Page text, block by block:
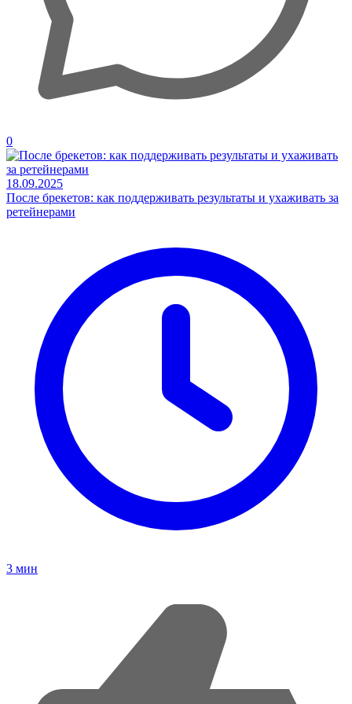
0
18.09.2025
После брекетов: как поддерживать результаты и ухаживать за
ретейнерами
3 мин